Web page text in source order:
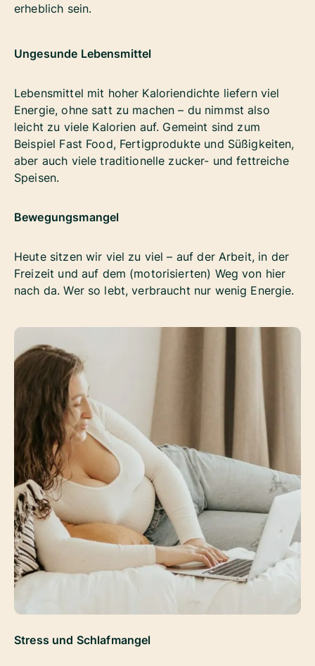
erheblich sein.
Ungesunde Lebensmittel
Lebensmittel mit hoher Kaloriendichte liefern viel
Energie, ohne satt zu machen – du nimmst also
leicht zu viele Kalorien auf. Gemeint sind zum
Beispiel Fast Food, Fertigprodukte und Süßigkeiten,
aber auch viele traditionelle zucker- und fettreiche
Speisen.
Bewegungsmangel
Heute sitzen wir viel zu viel – auf der Arbeit, in der
Freizeit und auf dem (motorisierten) Weg von hier
nach da. Wer so lebt, verbraucht nur wenig Energie.
Stress und Schlafmangel